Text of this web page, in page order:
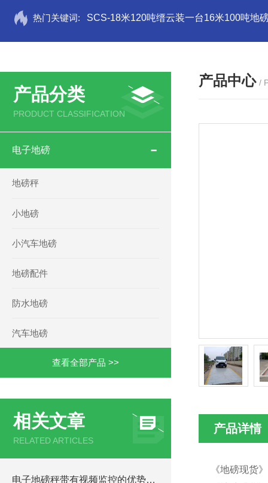
热门关键词: SCS-18米120吨缙云装一台16米100吨地
产品分类
PRODUCT CLASSIFICATION
电子地磅
地磅秤
小地磅
小汽车地磅
地磅配件
防水地磅
汽车地磅
查看全部产品 >>
相关文章
RELATED ARTICLES
电子地磅秤带有视频监控的优势和重要性
产品中心 /
产品详情
《地磅现货